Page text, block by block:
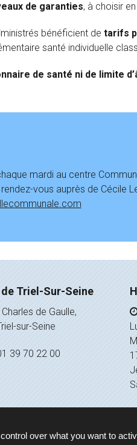
de garanties, à choisir
bénéficient detarifs
santé individuelle
de santé ni de limite
mardi au centre
vous auprès de Cécile
Triel-Sur-Seine
de Gaulle,
sur-Seine
39 70 22 00
du site Mentions légales
over what you want to